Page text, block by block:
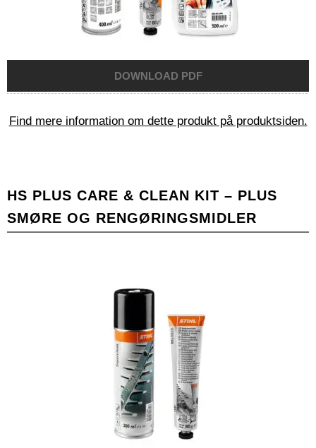
Find mere information om dette produkt på produktsiden.
HS PLUS CARE & CLEAN KIT – PLUS
SMØRE OG RENGØRINGSMIDLER